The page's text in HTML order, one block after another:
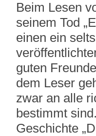
Beim Lesen
seinem Tod
einen ein
guten
dem Leser
zwar an alle
bestimmt
Geschichte